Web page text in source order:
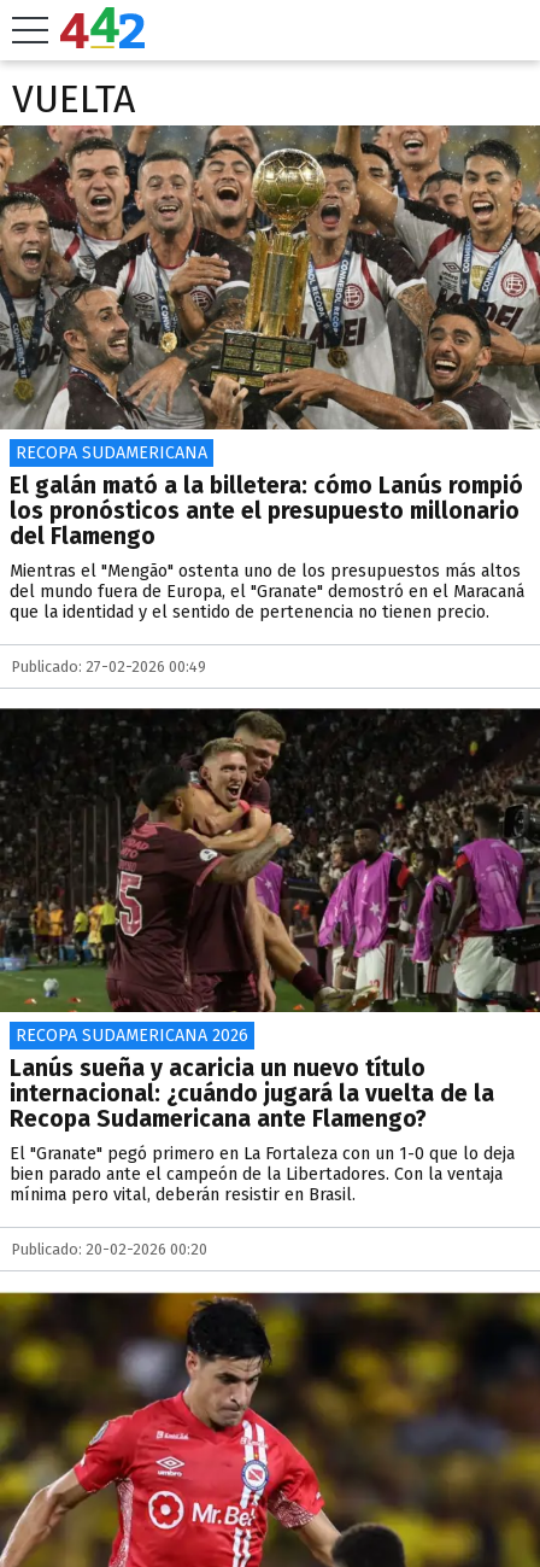
VUELTA
RECOPA SUDAMERICANA
El galán mató a la billetera: cómo Lanús rompió
los pronósticos ante el presupuesto millonario
del Flamengo
Mientras el "Mengão" ostenta uno de los presupuestos más altos
del mundo fuera de Europa, el "Granate" demostró en el Maracaná
que la identidad y el sentido de pertenencia no tienen precio.
Publicado: 27-02-2026 00:49
RECOPA SUDAMERICANA 2026
Lanús sueña y acaricia un nuevo título
internacional: ¿cuándo jugará la vuelta de la
Recopa Sudamericana ante Flamengo?
El "Granate" pegó primero en La Fortaleza con un 1-0 que lo deja
bien parado ante el campeón de la Libertadores. Con la ventaja
mínima pero vital, deberán resistir en Brasil.
Publicado: 20-02-2026 00:20